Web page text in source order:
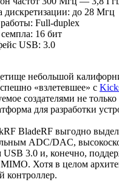
дискретизации: до 28 Мгц
Full-duplex
16 бит
USB: 3.0
небольшой
«взлетевшее» с
создателями не
для разработки
BladeRF выгодно
ADC/DAC,
USB 3.0 и, конечно,
Хотя в целом
контроллер.